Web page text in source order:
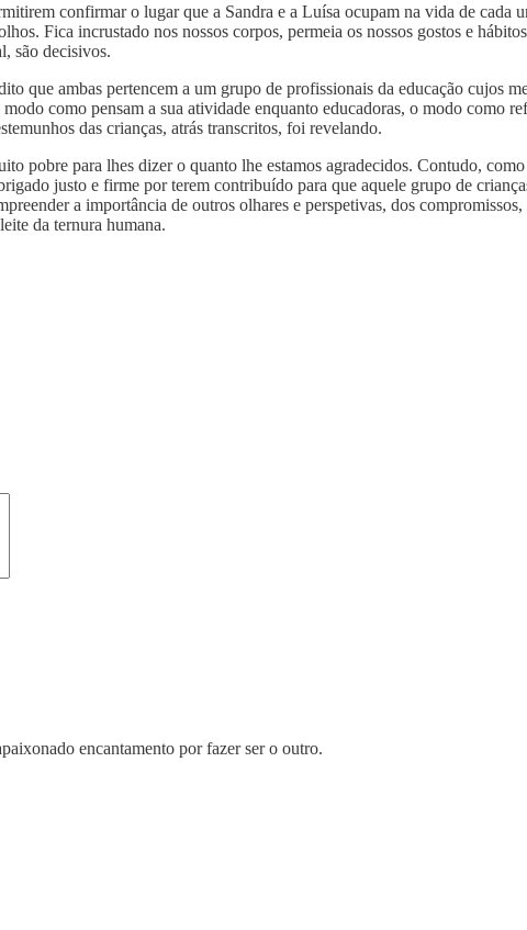
confirmar o lugar que a Sandra e a Luísa ocupam na vida de
Fica incrustado nos nossos corpos, permeia os nossos gostos e
são decisivos.
que ambas pertencem a um grupo de profissionais da educação cujos
como pensam a sua atividade enquanto educadoras, o modo como
das crianças, atrás transcritos, foi revelando.
pobre para lhes dizer o quanto lhe estamos agradecidos. Contudo,
justo e firme por terem contribuído para que aquele grupo de
a importância de outros olhares e perspetivas, dos
da ternura humana.
encantamento por fazer ser o outro.